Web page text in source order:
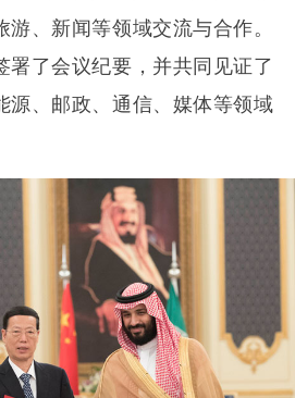
、新闻等领域交流与合作。
署了会议纪要，并共同见证了
源、邮政、通信、媒体等领域